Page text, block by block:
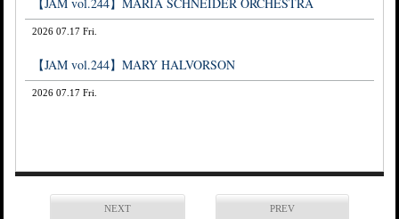
2026 07.17 Fri.
【JAM vol.244】MARY HALVORSON
2026 07.17 Fri.
NEXT PREV